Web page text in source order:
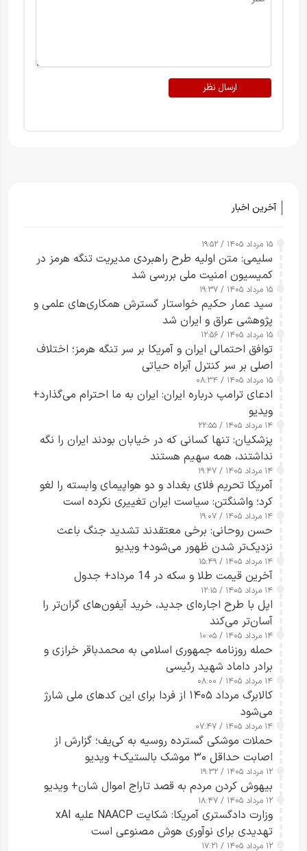
ارسال نظر
آخرین اخبار
۱۵ مرداد ۱۴۰۵ / ۱۹:۵۲
سلیمی: متن اولیه طرح راهبردی مدیریت تنگه هرمز در
کمیسیون امنیت ملی بررسی شد
۱۵ مرداد ۱۴۰۵ / ۱۹:۳۷
سید عمار حکیم خواستار گسترش همکاری‌های علمی و
پژوهشی عراق و ایران شد
۱۵ مرداد ۱۴۰۵ / ۱۲:۵۶
توافق احتمالی ایران و آمریکا بر سر تنگه هرمز؛ اختلاف
اصلی بر سر کنترل آبراه حیاتی
۱۵ مرداد ۱۴۰۵ / ۰۸:۳۴
ادعای ترامپ درباره ایران: ایران به ما احترام می‌گذارد+
ویدیو
۱۴ مرداد ۱۴۰۵ / ۲۲:۵۵
پزشکیان: تنها کسانی که در خیابان بودند ایران را نگه
نداشتند، همه سهیم هستند
۱۴ مرداد ۱۴۰۵ / ۱۹:۴۷
آمریکا تحریم فلای بغداد و دو هواپیمای وابسته را لغو
کرد؛ واشنگتن: سیاست ایران تغییری نکرده است
۱۴ مرداد ۱۴۰۵ / ۱۹:۰۷
حسن روحانی: برخی معتقدند تشدید جنگ باعث
نزدیک‌تر شدن ظهور می‌شود+ ویدیو
۱۴ مرداد ۱۴۰۵ / ۱۵:۴۹
آخرین قیمت طلا و سکه در 14 مرداد+ جدول
۱۴ مرداد ۱۴۰۵ / ۱۲:۱۵
اپل با طرح اجاره‌ای جدید، خرید آیفون‌های گران‌تر را
آسان‌تر می‌کند
۱۴ مرداد ۱۴۰۵ / ۱۰:۰۵
حمله روزنامه جمهوری اسلامی به محمدباقر خرازی و
برادر داماد شهید رئیسی
۱۴ مرداد ۱۴۰۵ / ۰۸:۰۰
کالابرگ مرداد ۱۴۰۵ از فردا برای این کدهای ملی شارژ
می‌شود
۱۴ مرداد ۱۴۰۵ / ۰۷:۴۷
حملات موشکی گسترده روسیه به کی‌یف؛ گزارش از
اصابت حداقل ۳۰ موشک بالستیک+ ویدیو
۱۲ مرداد ۱۴۰۵ / ۱۹:۳۲
بیهوش کردن مردم به قصد تاراج اموال شان+ ویدیو
۱۲ مرداد ۱۴۰۵ / ۱۸:۴۷
وزارت دادگستری آمریکا: شکایت NAACP علیه xAI
تهدیدی برای نوآوری هوش مصنوعی است
۱۲ مرداد ۱۴۰۵ / ۱۷:۲۱